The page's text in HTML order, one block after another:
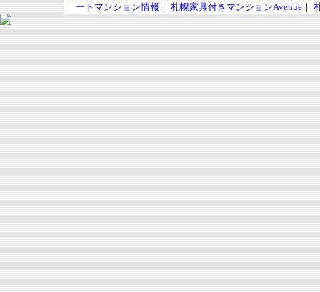
ートマンション情報 ｜ 札幌家具付きマンションAvenue ｜